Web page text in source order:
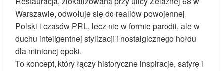
Warszawie, odwołuje się do realiów powojennej
Polski i czasów PRL, lecz nie w formie parodii, ale w
duchu inteligentnej stylizacji i nostalgicznego hołdu
dla minionej epoki.
To koncept, który łączy historyczne inspiracje, satyrę i